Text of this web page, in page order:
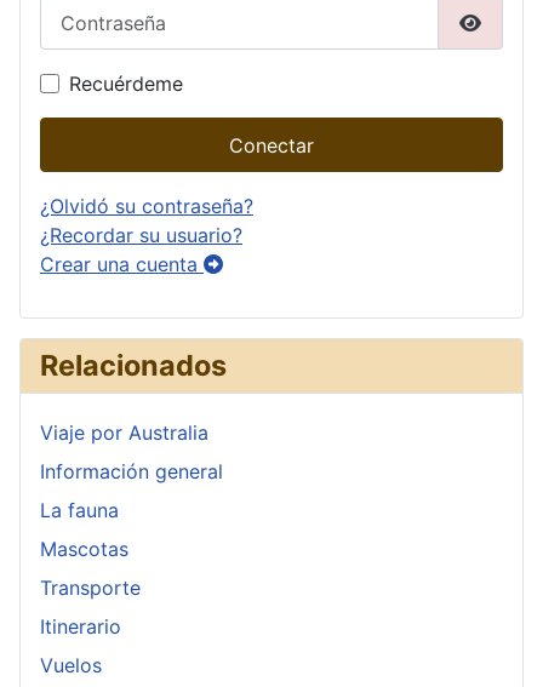
Recuérdeme
Conectar
¿Olvidó su contraseña?
¿Recordar su usuario?
Crear una cuenta
Relacionados
Viaje por Australia
Información general
La fauna
Mascotas
Transporte
Itinerario
Vuelos